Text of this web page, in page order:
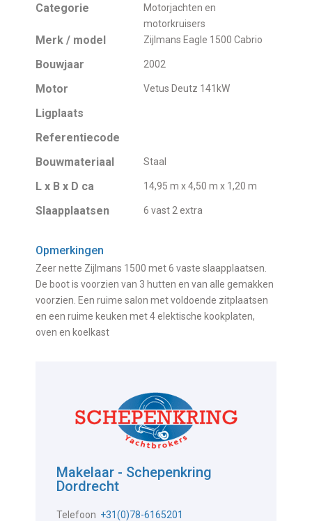
Categorie
Motorjachten en
motorkruisers
Merk / model Zijlmans Eagle 1500 Cabrio
Bouwjaar 2002
Motor Vetus Deutz 141kW
Ligplaats
Referentiecode
Bouwmateriaal
Staal
L x B x D ca 14,95 m x 4,50 m x 1,20 m
Slaapplaatsen 6 vast 2 extra
Opmerkingen
Zeer nette Zijlmans 1500 met 6 vaste slaapplaatsen.
De boot is voorzien van 3 hutten en van alle gemakken
voorzien. Een ruime salon met voldoende zitplaatsen
en een ruime keuken met 4 elektische kookplaten,
oven en koelkast
Makelaar - Schepenkring
Dordrecht
Telefoon +31(0)78-6165201